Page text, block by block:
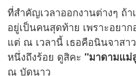
ที่สำคัญเวลาออกงานต่างๆ ถ้า
อยู่เป็นคนสุดท้าย เพราะอยา
แต่ ณ เวลานี้ เธอคือนินจาสา
หนึ่งถึงร้อย ดูสิคะ "มาดามแม่
ณ บัดนาว